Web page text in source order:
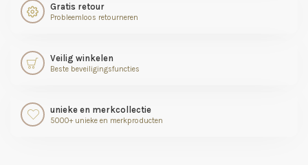
Gratis retour
Probleemloos retourneren
Veilig winkelen
Beste beveiligingsfuncties
unieke en merkcollectie
5000+ unieke en merkproducten